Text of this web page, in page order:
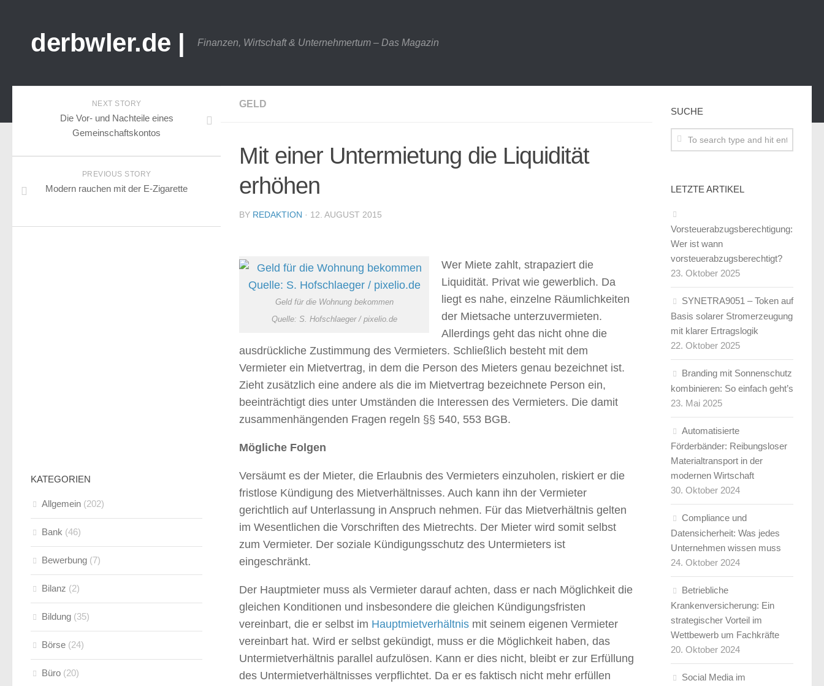
derbwler.de | Finanzen, Wirtschaft & Unternehmertum – Das Magazin
GELD
Mit einer Untermietung die Liquidität
erhöhen
BY REDAKTION · 12. AUGUST 2015
Geld für die Wohnung bekommen
Quelle: S. Hofschlaeger / pixelio.de
Wer Miete zahlt, strapaziert die
Liquidität. Privat wie gewerblich. Da
liegt es nahe, einzelne Räumlichkeiten
der Mietsache unterzuvermieten.
Allerdings geht das nicht ohne die
ausdrückliche Zustimmung des Vermieters. Schließlich besteht mit dem
Vermieter ein Mietvertrag, in dem die Person des Mieters genau bezeichnet ist.
Zieht zusätzlich eine andere als die im Mietvertrag bezeichnete Person ein,
beeinträchtigt dies unter Umständen die Interessen des Vermieters. Die damit
zusammenhängenden Fragen regeln §§ 540, 553 BGB.
Mögliche Folgen
Versäumt es der Mieter, die Erlaubnis des Vermieters einzuholen, riskiert er die
fristlose Kündigung des Mietverhältnisses. Auch kann ihn der Vermieter
gerichtlich auf Unterlassung in Anspruch nehmen. Für das Mietverhältnis gelten
im Wesentlichen die Vorschriften des Mietrechts. Der Mieter wird somit selbst
zum Vermieter. Der soziale Kündigungsschutz des Untermieters ist
eingeschränkt.
Der Hauptmieter muss als Vermieter darauf achten, dass er nach Möglichkeit die
gleichen Konditionen und insbesondere die gleichen Kündigungsfristen
vereinbart, die er selbst im Hauptmietverhältnis mit seinem eigenen Vermieter
vereinbart hat. Wird er selbst gekündigt, muss er die Möglichkeit haben, das
Untermietverhältnis parallel aufzulösen. Kann er dies nicht, bleibt er zur Erfüllung
des Untermietverhältnisses verpflichtet. Da er es faktisch nicht mehr erfüllen
NEXT STORY
Die Vor- und Nachteile eines
Gemeinschaftskontos
PREVIOUS STORY
Modern rauchen mit der E-Zigarette
KATEGORIEN
Allgemein (202)
Bank (46)
Bewerbung (7)
Bilanz (2)
Bildung (35)
Börse (24)
Büro (20)
SUCHE
LETZTE ARTIKEL
Vorsteuerabzugsberechtigung:
Wer ist wann
vorsteuerabzugsberechtigt?
23. Oktober 2025
SYNETRA9051 – Token auf
Basis solarer Stromerzeugung
mit klarer Ertragslogik
22. Oktober 2025
Branding mit Sonnenschutz
kombinieren: So einfach geht’s
23. Mai 2025
Automatisierte
Förderbänder: Reibungsloser
Materialtransport in der
modernen Wirtschaft
30. Oktober 2024
Compliance und
Datensicherheit: Was jedes
Unternehmen wissen muss
24. Oktober 2024
Betriebliche
Krankenversicherung: Ein
strategischer Vorteil im
Wettbewerb um Fachkräfte
20. Oktober 2024
Social Media im